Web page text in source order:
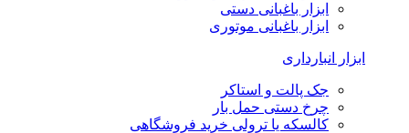
ابزار باغبانی دستی
ابزار باغبانی موتوری
ابزار انبارداری
جک پالت و استاکر
چرخ دستی حمل بار
کالسکه یا ترولی خرید فروشگاهی